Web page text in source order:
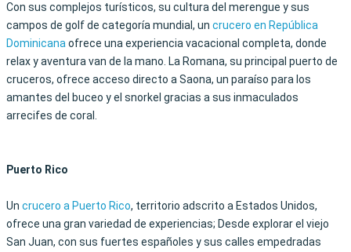
Con sus complejos turísticos, su cultura del merengue y sus
campos de golf de categoría mundial, un crucero en República
Dominicanaofrece una experiencia vacacional completa, donde
relax y aventura van de la mano. La Romana, su principal puerto de
cruceros, ofrece acceso directo a Saona, un paraíso para los
amantes del buceo y el snorkel gracias a sus inmaculados
arrecifes de coral.
Puerto Rico
Un crucero a Puerto Rico, territorio adscrito a Estados Unidos,
ofrece una gran variedad de experiencias; Desde explorar el viejo
San Juan, con sus fuertes españoles y sus calles empedradas